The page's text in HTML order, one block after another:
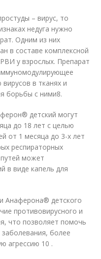
– вирус, то
недуга нужно
Одним из них
в составе комплексной
у взрослых. Препарат
в тканях и
борьбы с ними8.
детский могут
до 18 лет с целью
от 1 месяца до 3-х лет
респираторных
может
в виде капель для
Анаферона® детского
противовирусного и
что позволяет помочь
более
агрессию 10 .